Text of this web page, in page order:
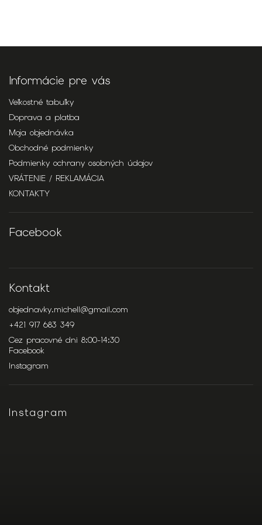
Informácie pre vás
Veľkostné tabuľky
Doprava a platba
Moja objednávka
Obchodné podmienky
Podmienky ochrany osobných údajov
VRÁTENIE / REKLAMÁCIA
KONTAKTY
Facebook
Kontakt
objednavky.michell@gmail.com
+421 917 683 349
Cez pracovné dni 8:00-14:30
Facebook
Instagram
Instagram